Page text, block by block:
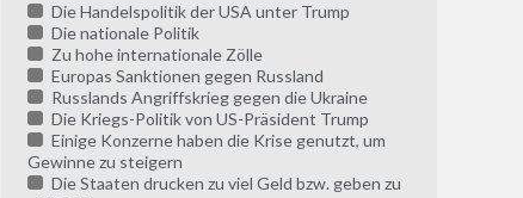
Die Handelspolitik der USA unter Trump
Die nationale Politik
Zu hohe internationale Zölle
Europas Sanktionen gegen Russland
Russlands Angriffskrieg gegen die Ukraine
Die Kriegs-Politik von US-Präsident Trump
Einige Konzerne haben die Krise genutzt, um
Gewinne zu steigern
Die Staaten drucken zu viel Geld bzw. geben zu